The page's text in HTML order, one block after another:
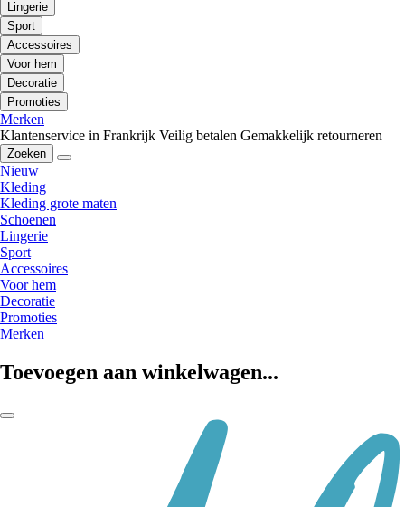
Lingerie
Sport
Accessoires
Voor hem
Decoratie
Promoties
Merken
Klantenservice in Frankrijk Veilig betalen Gemakkelijk retourneren
Zoeken
Nieuw
Kleding
Kleding grote maten
Schoenen
Lingerie
Sport
Accessoires
Voor hem
Decoratie
Promoties
Merken
Toevoegen aan winkelwagen...